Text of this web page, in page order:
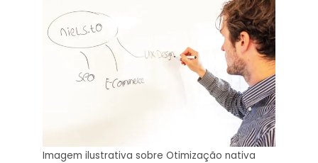
Imagem ilustrativa sobre Otimização nativa